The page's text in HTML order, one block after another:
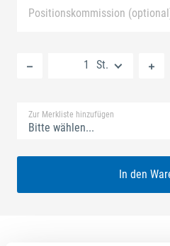
Positionskommission
St.
Zur Merkliste hinzufügen
Bitte wählen...
In den